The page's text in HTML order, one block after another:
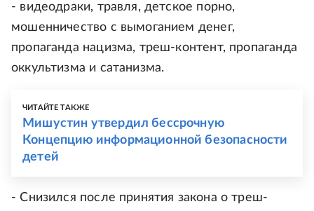
- видеодраки, травля, детское порно,
мошенничество с вымоганием денег,
пропаганда нацизма, треш-контент, пропаганда
оккультизма и сатанизма.
ЧИТАЙТЕ ТАКЖЕ
Мишустин утвердил бессрочную
Концепцию информационной безопасности
детей
- Снизился после принятия закона о треш-